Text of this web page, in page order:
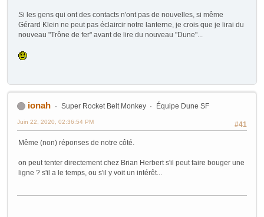
Si les gens qui ont des contacts n'ont pas de nouvelles, si même
Gérard Klein ne peut pas éclaircir notre lanterne, je crois que je lirai du
nouveau "Trône de fer" avant de lire du nouveau "Dune"...
ionah Super Rocket Belt Monkey Équipe Dune SF
#41
Juin 22, 2020, 02:36:54 PM
Même (non) réponses de notre côté.
on peut tenter directement chez Brian Herbert s'il peut faire bouger une
ligne ? s'il a le temps, ou s'il y voit un intérêt...